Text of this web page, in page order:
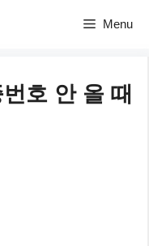
Menu
호 안 올 때